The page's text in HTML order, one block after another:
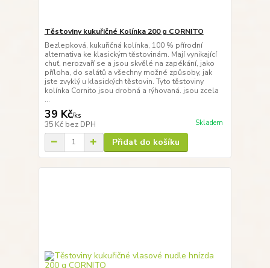
Těstoviny kukuřičné Kolínka 200 g CORNITO
Bezlepková, kukuřičná kolínka, 100 % přírodní
alternativa ke klasickým těstovinám. Mají vynikající
chuť, nerozvaří se a jsou skvělé na zapékání, jako
příloha, do salátů a všechny možné způsoby, jak
jste zvyklý u klasických těstovin. Tyto těstoviny
kolínka Cornito jsou drobná a rýhovaná. jsou zcela
...
39 Kč/ks
35 Kč bez DPH Skladem
Přidat do košíku